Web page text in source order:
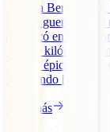
Andrea
viajera guerrera
embarcó en una
10.000 kilómetros
De esa épica
inspirando [...]
Leer más